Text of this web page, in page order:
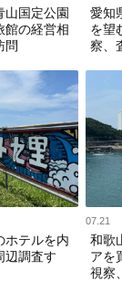
山国定公園
館の経営相
問
愛知
を望
察、
ホテルを内
辺調査す
07.21
和歌
アを
視察